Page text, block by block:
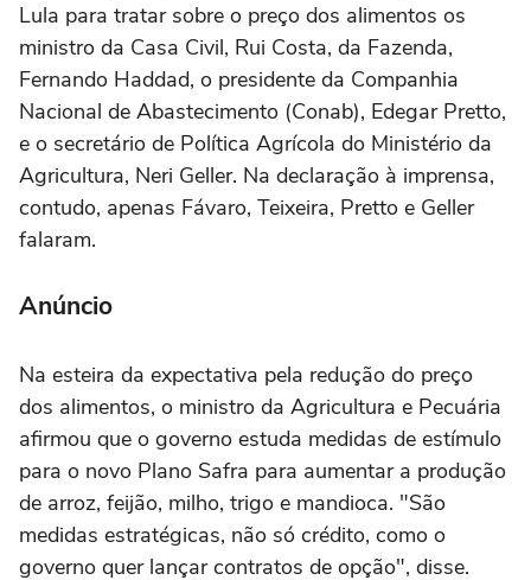
Lula para tratar sobre o preço dos alimentos os
ministro da Casa Civil, Rui Costa, da Fazenda,
Fernando Haddad, o presidente da Companhia
Nacional de Abastecimento (Conab), Edegar Pretto,
e o secretário de Política Agrícola do Ministério da
Agricultura, Neri Geller. Na declaração à imprensa,
contudo, apenas Fávaro, Teixeira, Pretto e Geller
falaram.
Anúncio
Na esteira da expectativa pela redução do preço
dos alimentos, o ministro da Agricultura e Pecuária
afirmou que o governo estuda medidas de estímulo
para o novo Plano Safra para aumentar a produção
de arroz, feijão, milho, trigo e mandioca. "São
medidas estratégicas, não só crédito, como o
governo quer lançar contratos de opção", disse.